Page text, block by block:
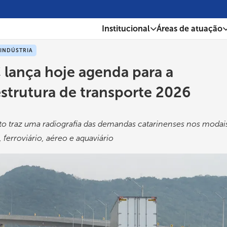
Institucional Áreas de atuação
lança hoje agenda para a
de transporte 2026
traz uma radiografia das demandas catarinenses nos
ferroviário, aéreo e aquaviário